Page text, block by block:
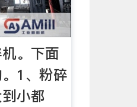
。下面
1、粉碎
小都